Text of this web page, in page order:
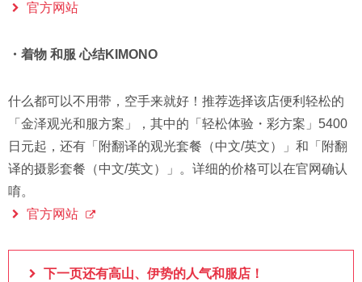
官方网站
・着物 和服 心结KIMONO
什么都可以不用带，空手来就好！推荐选择该店便利轻松的
「金泽观光和服方案」，其中的「轻松体验・彩方案」5400
日元起，还有「附翻译的观光套餐（中文/英文）」和「附翻
译的摄影套餐（中文/英文）」。详细的价格可以在官网确认
唷。
官方网站
下一页还有高山、伊势的人气和服店！